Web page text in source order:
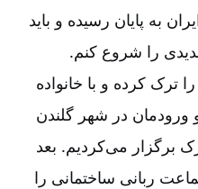
به پایان رسیده و باید
را شروع کنم.
سال ۲۰۰۷ ایران را ترک کرده و با خانواده
ورودمان در شهر گلندن
برگزار می‌‌کردیم. بعد
ربانی ساختمانی را